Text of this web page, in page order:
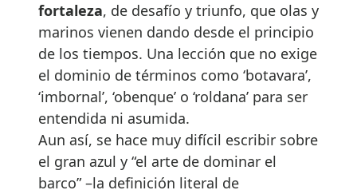
fortaleza, de desafío y triunfo, que olas y
marinos vienen dando desde el principio
de los tiempos. Una lección que no exige
el dominio de términos como ‘botavara’,
‘imbornal’, ‘obenque’ o ‘roldana’ para ser
entendida ni asumida.
Aun así, se hace muy difícil escribir sobre
el gran azul y “el arte de dominar el
barco” –la definición literal de